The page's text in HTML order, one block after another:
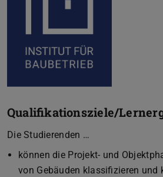
Qualifikationsziele/
Die Studierenden …
können die Projekt- und
von Gebäuden klassifizieren und